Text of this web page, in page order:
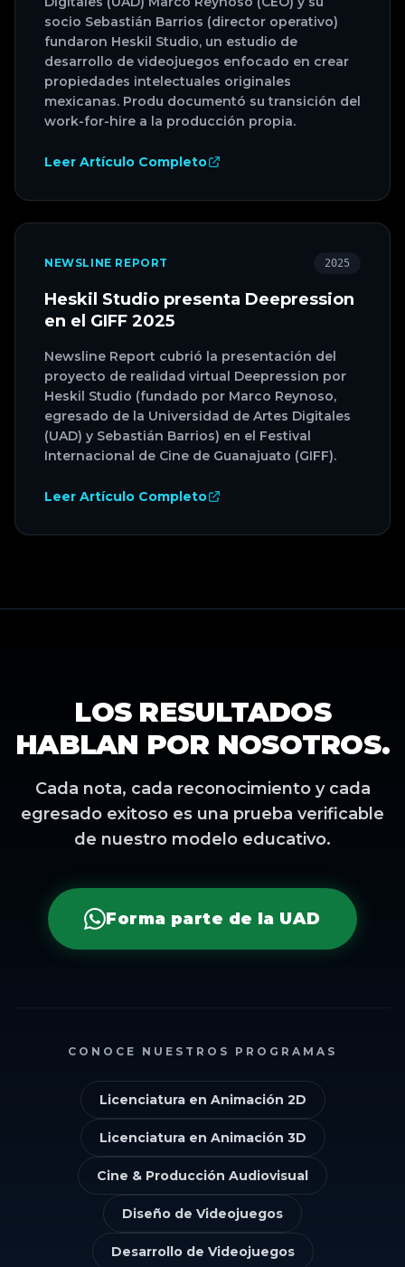
socio Sebastián Barrios (director operativo)
fundaron Heskil Studio, un estudio de
desarrollo de videojuegos enfocado en crear
propiedades intelectuales originales
mexicanas. Produ documentó su transición del
work-for-hire a la producción propia.
Leer Artículo Completo
NEWSLINE REPORT 2025
Heskil Studio presenta Deepression
en el GIFF 2025
Newsline Report cubrió la presentación del
proyecto de realidad virtual Deepression por
Heskil Studio (fundado por Marco Reynoso,
egresado de la Universidad de Artes Digitales
(UAD) y Sebastián Barrios) en el Festival
Internacional de Cine de Guanajuato (GIFF).
Leer Artículo Completo
LOS RESULTADOS
HABLAN POR NOSOTROS.
Cada nota, cada reconocimiento y cada
egresado exitoso es una prueba verificable
de nuestro modelo educativo.
Forma parte de la UAD
CONOCE NUESTROS PROGRAMAS
Licenciatura en Animación 2D
Licenciatura en Animación 3D
Cine & Producción Audiovisual
Diseño de Videojuegos
Desarrollo de Videojuegos